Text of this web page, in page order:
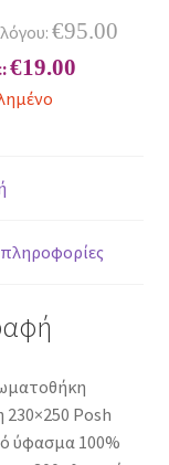
€95.00
€19.00
230×250 Posh
ύφασμα 100%